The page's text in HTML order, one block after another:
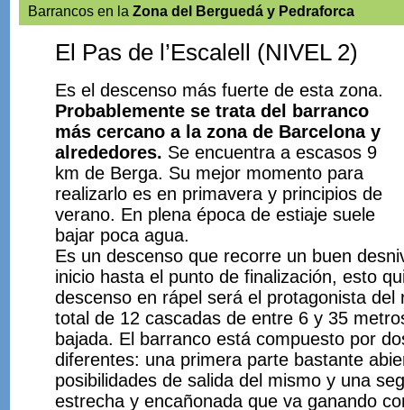
Barrancos en la Zona del Berguedá y Pedraforca
El Pas de l’Escalell (NIVEL 2)
Es el descenso más fuerte de esta zona.
Probablemente se trata del barranco
más cercano a la zona de Barcelona y
alrededores. Se encuentra a escasos 9
km de Berga. Su mejor momento para
realizarlo es en primavera y principios de
verano. En plena época de estiaje suele
bajar poca agua.
Es un descenso que recorre un buen
inicio hasta el punto de finalización, esto
descenso en rápel será el protagonista del
total de 12 cascadas de entre 6 y 35
bajada. El barranco está compuesto por
diferentes: una primera parte bastante
posibilidades de salida del mismo y una
estrecha y encañonada que va ganando